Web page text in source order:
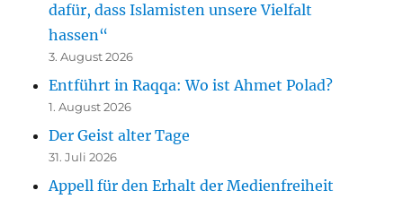
dafür, dass Islamisten unsere Vielfalt
hassen“
3. August 2026
Entführt in Raqqa: Wo ist Ahmet Polad?
1. August 2026
Der Geist alter Tage
31. Juli 2026
Appell für den Erhalt der Medienfreiheit